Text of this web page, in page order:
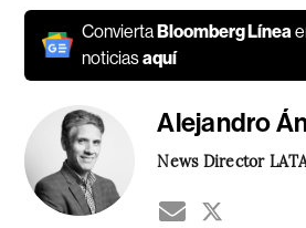
ConviertaBloomberg Línea
noticiasaquí
Alejandro
News Director